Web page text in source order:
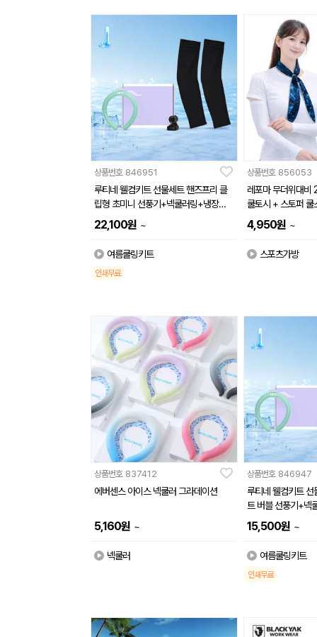
상품번호 846951
루티네 웰컴키트 선물세트 핸즈프리 클
립형 초미니 선풍기+넥쿨러링+냉장고
쿨토시
22,100원 ~
여름쿨링키트
인쇄무료
상품번호 856053
레포마 무더위대비
쿨토시 + 스토퍼 쿨
4,950원 ~
스포츠가방
상품번호 837412
에버센스 아이스 넥쿨러 그라데이션
5,160원 ~
넥쿨러
상품번호 846947
루티네 웰컴키트
트 버블 선풍기+넥
시
15,500원 ~
여름쿨링키트
인쇄무료